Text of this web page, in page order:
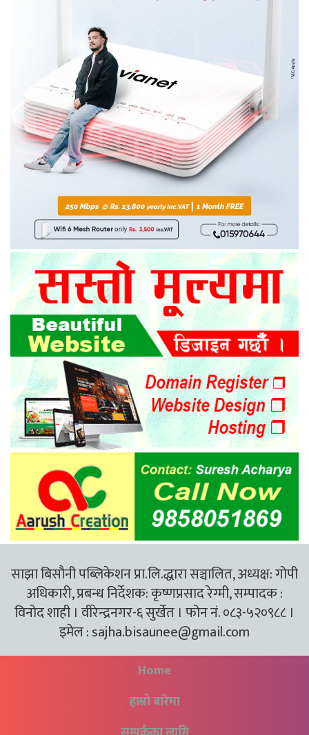
साझा बिसौनी पब्लिकेशन प्रा.लि.द्धारा सञ्चालित, अध्यक्ष: गोपी
अधिकारी, प्रबन्ध निर्देशक: कृष्णप्रसाद रेग्मी, सम्पादक :
विनोद शाही । वीरेन्द्रनगर-६ सुर्खेत । फोन नं. ०८३-५२०९८८ ।
इमेल :sajha.bisaunee@gmail.com
Home
हाम्रो बारेमा